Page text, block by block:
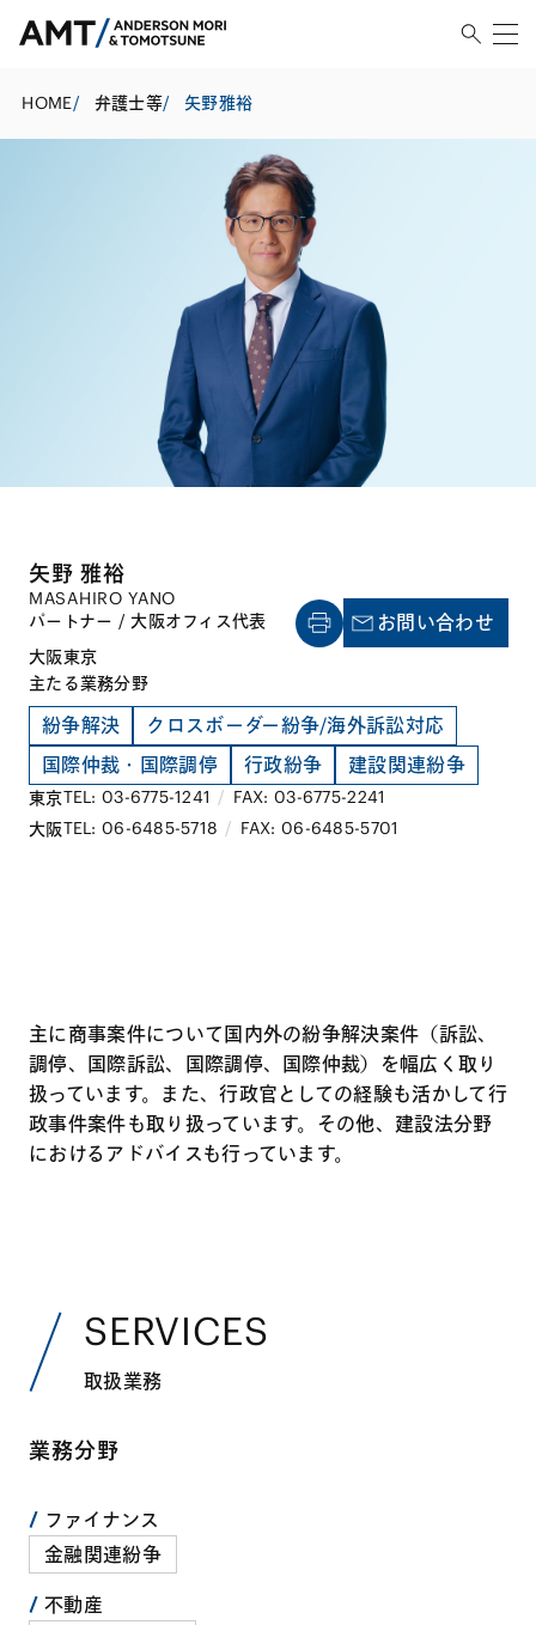
HOME/ 弁護士等/ 矢野雅裕
矢野 雅裕
MASAHIRO YANO
パートナー / 大阪オフィス代表
大阪東京
主たる業務分野
紛争解決
クロスボーダー紛争/海外訴訟対応
国際仲裁・国際調停
行政紛争 建設関連紛争
東京TEL: 03-6775-1241 / FAX: 03-6775-2241
大阪TEL: 06-6485-5718 / FAX: 06-6485-5701
お問い合わせ
主に商事案件について国内外の紛争解決案件（訴訟、
調停、国際訴訟、国際調停、国際仲裁）を幅広く取り
扱っています。また、行政官としての経験も活かして行
政事件案件も取り扱っています。その他、建設法分野
におけるアドバイスも行っています。
SERVICES
取扱業務
業務分野
ファイナンス
金融関連紛争
不動産